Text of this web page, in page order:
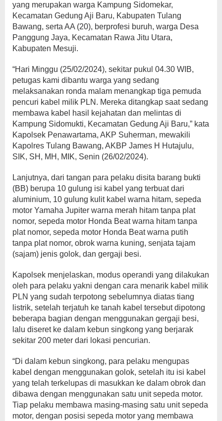
yang merupakan warga Kampung Sidomekar,
Kecamatan Gedung Aji Baru, Kabupaten Tulang
Bawang, serta AA (20), berprofesi buruh, warga Desa
Panggung Jaya, Kecamatan Rawa Jitu Utara,
Kabupaten Mesuji.
“Hari Minggu (25/02/2024), sekitar pukul 04.30 WIB,
petugas kami dibantu warga yang sedang
melaksanakan ronda malam menangkap tiga pemuda
pencuri kabel milik PLN. Mereka ditangkap saat sedang
membawa kabel hasil kejahatan dan melintas di
Kampung Sidomukti, Kecamatan Gedung Aji Baru,” kata
Kapolsek Penawartama, AKP Suherman, mewakili
Kapolres Tulang Bawang, AKBP James H Hutajulu,
SIK, SH, MH, MIK, Senin (26/02/2024).
Lanjutnya, dari tangan para pelaku disita barang bukti
(BB) berupa 10 gulung isi kabel yang terbuat dari
aluminium, 10 gulung kulit kabel warna hitam, sepeda
motor Yamaha Jupiter warna merah hitam tanpa plat
nomor, sepeda motor Honda Beat warna hitam tanpa
plat nomor, sepeda motor Honda Beat warna putih
tanpa plat nomor, obrok warna kuning, senjata tajam
(sajam) jenis golok, dan gergaji besi.
Kapolsek menjelaskan, modus operandi yang dilakukan
oleh para pelaku yakni dengan cara menarik kabel milik
PLN yang sudah terpotong sebelumnya diatas tiang
listrik, setelah terjatuh ke tanah kabel tersebut dipotong
beberapa bagian dengan menggunakan gergaji besi,
lalu diseret ke dalam kebun singkong yang berjarak
sekitar 200 meter dari lokasi pencurian.
“Di dalam kebun singkong, para pelaku mengupas
kabel dengan menggunakan golok, setelah itu isi kabel
yang telah terkelupas di masukkan ke dalam obrok dan
dibawa dengan menggunakan satu unit sepeda motor.
Tiap pelaku membawa masing-masing satu unit sepeda
motor, dengan posisi sepeda motor yang membawa